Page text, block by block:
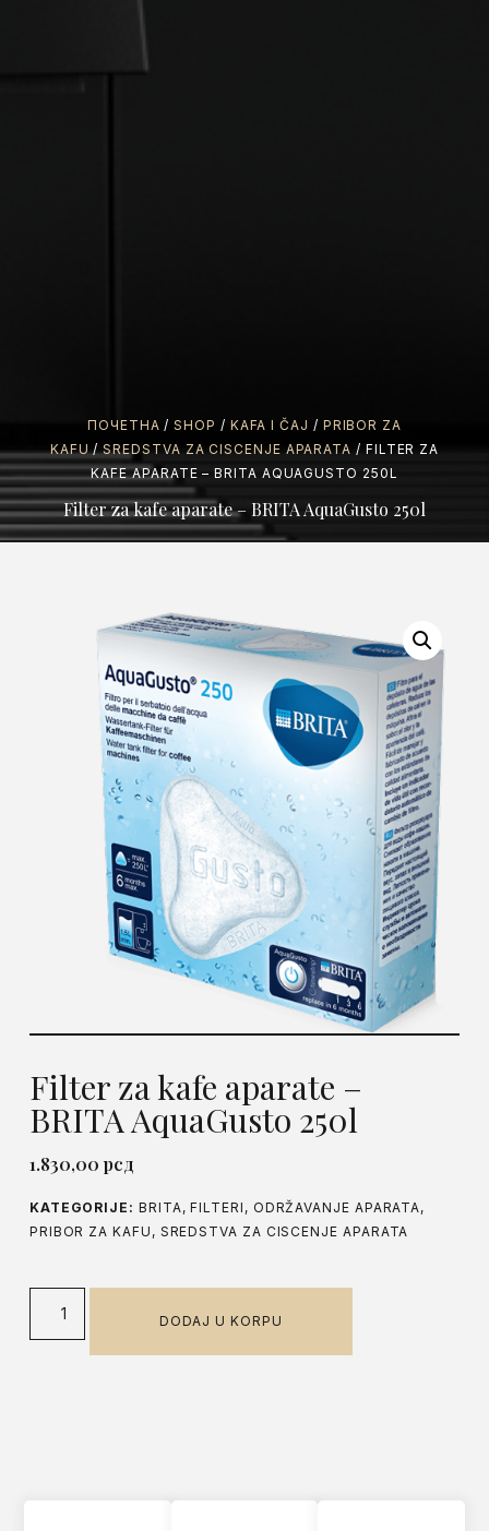
ПОЧЕТНА /SHOP / KAFA I ČAJ / PRIBOR ZA
KAFU/SREDSTVA ZA CISCENJE APARATA / FILTER ZA
KAFE APARATE – BRITA AQUAGUSTO 250L
Filter za kafe aparate – BRITA AquaGusto 250l
Filter za kafe aparate –
BRITA AquaGusto 250l
1.830,00 рсд
KATEGORIJE: BRITA,FILTERI , ODRŽAVANJE APARATA,
PRIBOR ZA KAFU , SREDSTVA ZA CISCENJE APARATA
DODAJ U KORPU